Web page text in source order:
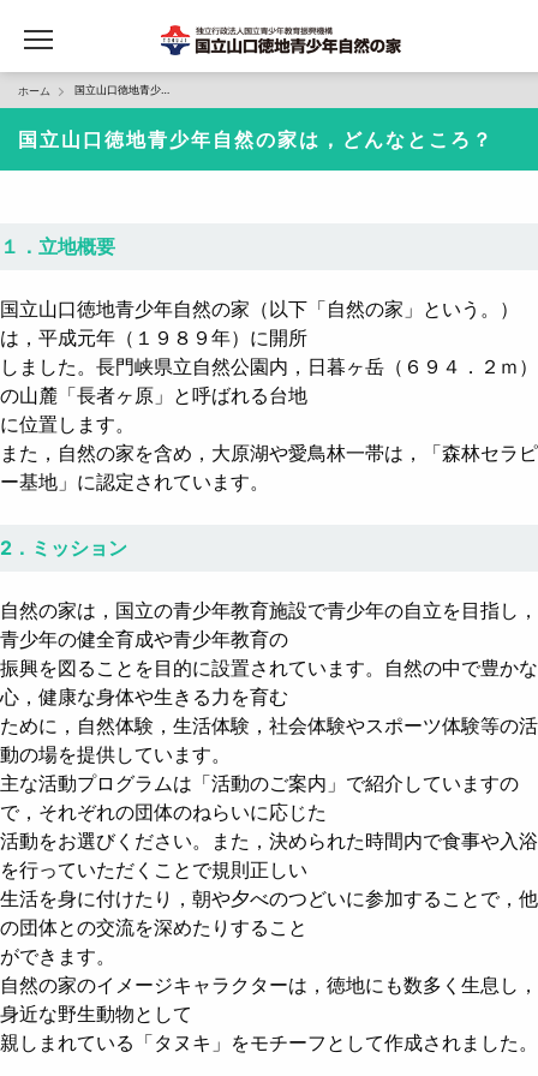
ホーム
国立山口徳地青少年自然の家は，どんなところ？
１．立地概要
国立山口徳地青少年自然の家（以下「自然の家」という。）
は，平成元年（１９８９年）に開所
しました。長門峡県立自然公園内，日暮ヶ岳（６９４．２ｍ）
の山麓「長者ヶ原」と呼ばれる台地
に位置します。
また，自然の家を含め，大原湖や愛鳥林一帯は，「森林セラピ
ー基地」に認定されています。
2．ミッション
自然の家は，国立の青少年教育施設で青少年の自立を目指し，
青少年の健全育成や青少年教育の
振興を図ることを目的に設置されています。自然の中で豊かな
心，健康な身体や生きる力を育む
ために，自然体験，生活体験，社会体験やスポーツ体験等の活
動の場を提供しています。
主な活動プログラムは「活動のご案内」で紹介していますの
で，それぞれの団体のねらいに応じた
活動をお選びください。また，決められた時間内で食事や入浴
を行っていただくことで規則正しい
生活を身に付けたり，朝や夕べのつどいに参加することで，他
の団体との交流を深めたりすること
ができます。
自然の家のイメージキャラクターは，徳地にも数多く生息し，
身近な野生動物として
親しまれている「タヌキ」をモチーフとして作成されました。